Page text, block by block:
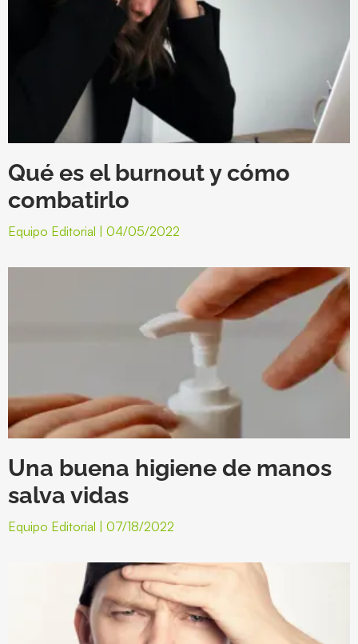
Qué es el burnout y cómo
combatirlo
Equipo Editorial 04/05/2022
Una buena higiene de manos
salva vidas
Equipo Editorial 07/18/2022